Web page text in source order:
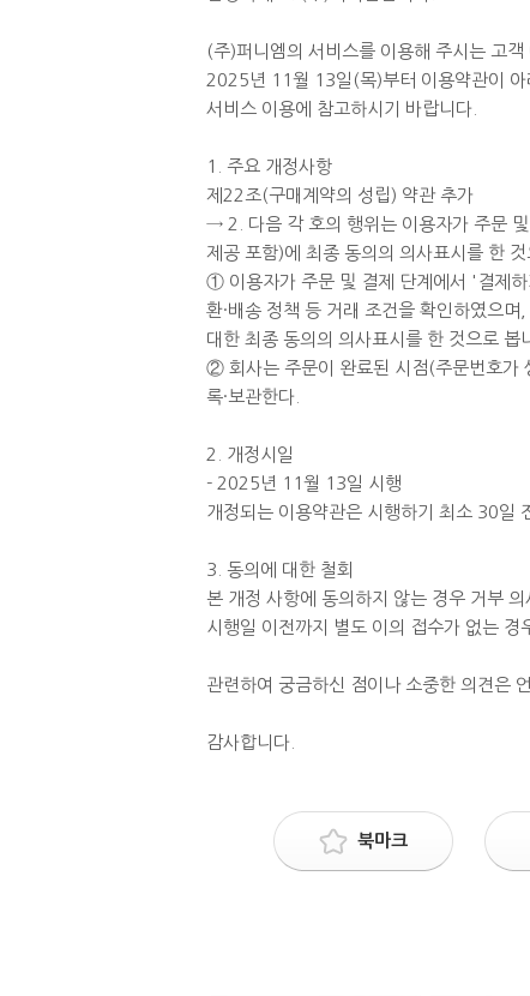
(주)퍼니엠의 서비스를 이용해 주시는 고객
2025년 11월 13일(목)부터 이용약관이 아
서비스 이용에 참고하시기 바랍니다.
1. 주요 개정사항
제22조(구매계약의 성립) 약관 추가
→ 2. 다음 각 호의 행위는 이용자가 주문
제공 포함)에 최종 동의의 의사표시를 한 것
① 이용자가 주문 및 결제 단계에서 '결제하
환·배송 정책 등 거래 조건을 확인하였으
대한 최종 동의의 의사표시를 한 것으로 봅
② 회사는 주문이 완료된 시점(주문번호가
록·보관한다.
2. 개정시일
- 2025년 11월 13일 시행
개정되는 이용약관은 시행하기 최소 30일
3. 동의에 대한 철회
본 개정 사항에 동의하지 않는 경우 거부
시행일 이전까지 별도 이의 접수가 없는 경
관련하여 궁금하신 점이나 소중한 의견은
감사합니다.
북마크